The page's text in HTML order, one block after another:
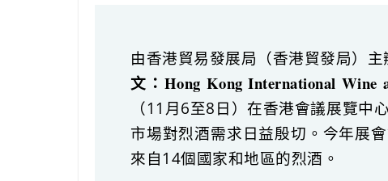
由香港貿易發展局（香港貿發局）
文： Hong Kong International Wine
（11月6至8日）在香港會議展覽中
市場對烈酒需求日益殷切。今年展
來自14個國家和地區的烈酒。